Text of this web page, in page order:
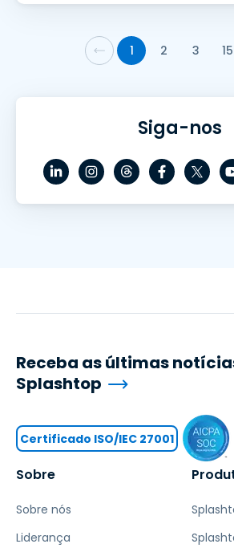
1 2 3 15
Siga-nos
Sobre
Sobre nós
Liderança
Receba as últimas
Splashtop
Certificado ISO/IEC 27001